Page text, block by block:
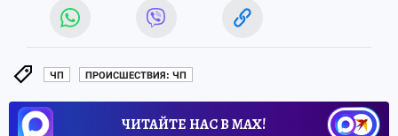
ЧП ПРОИСШЕСТВИЯ: ЧП
ЧИТАЙТЕ НАС В МАХ!